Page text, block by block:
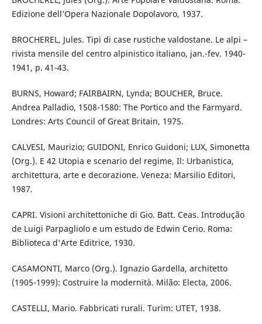
Edizione dell’Opera Nazionale Dopolavoro, 1937.
BROCHEREL, Jules. Tipi di case rustiche valdostane. Le alpi –
rivista mensile del centro alpinistico italiano, jan.-fev. 1940-
1941, p. 41-43.
BURNS, Howard; FAIRBAIRN, Lynda; BOUCHER, Bruce.
Andrea Palladio, 1508-1580: The Portico and the Farmyard.
Londres: Arts Council of Great Britain, 1975.
CALVESI, Maurizio; GUIDONI, Enrico Guidoni; LUX, Simonetta
(Org.). E 42 Utopia e scenario del regime, Il: Urbanistica,
architettura, arte e decorazione. Veneza: Marsilio Editori,
1987.
CAPRI. Visioni architettoniche di Gio. Batt. Ceas. Introdução
de Luigi Parpagliolo e um estudo de Edwin Cerio. Roma:
Biblioteca d'Arte Editrice, 1930.
CASAMONTI, Marco (Org.). Ignazio Gardella, architetto
(1905-1999): Costruire la modernità. Milão: Electa, 2006.
CASTELLI, Mario. Fabbricati rurali. Turim: UTET, 1938.